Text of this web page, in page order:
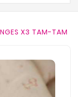
X3 TAM-TAM